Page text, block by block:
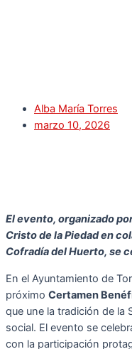
Alba María Torres
marzo 10, 2026
El evento, organizado
Cristo de la Piedad en
Cofradía del Huerto, se
En el Ayuntamiento de
próximo Certamen
que une la tradición de la
social. El evento se
con la participación